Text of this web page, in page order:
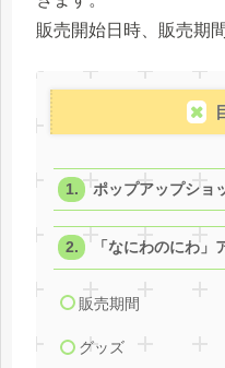
販売開始日時、販売期
ポップアップショ
「なにわのにわ
販売期間
グッズ